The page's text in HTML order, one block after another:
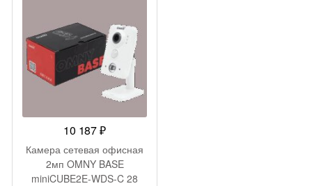
10 187₽
Камера сетевая офисная
2мп OMNY BASE
miniCUBE2E-WDS-C 28